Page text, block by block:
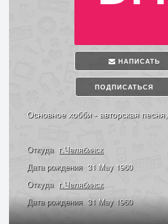
НАПИСАТЬ
ПОДПИСАТЬСЯ
Основное хобби - авторская песня,
Откуда г.Челябинск
Дата рождения 31 May 1960
Откуда г.Челябинск
Дата рождения 31 May 1960